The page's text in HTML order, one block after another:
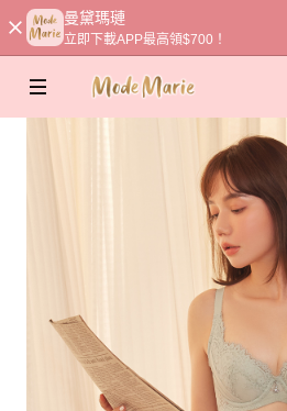
曼黛瑪璉
立即下載APP最高領$700！